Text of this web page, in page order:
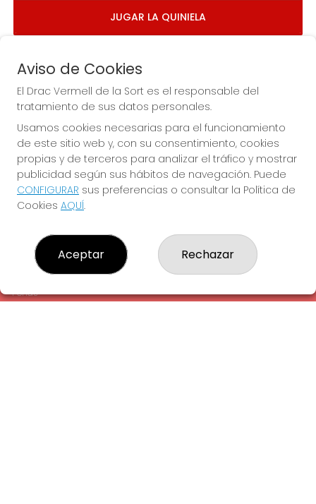
JUGAR LA QUINIELA
Imagen anterior
EL DRAC VERMELL DE LA SORT
¿Quiénes somos?
Comprar lotería
Contacto
Empresas
Peñas
Aviso de Cookies
El Drac Vermell de la Sort es el responsable del
tratamiento de sus datos personales.
Usamos cookies necesarias para el funcionamiento
de este sitio web y, con su consentimiento, cookies
propias y de terceros para analizar el tráfico y mostrar
publicidad según sus hábitos de navegación. Puede
CONFIGURAR sus preferencias o consultar la Política de
Cookies AQUÍ.
Aceptar Rechazar